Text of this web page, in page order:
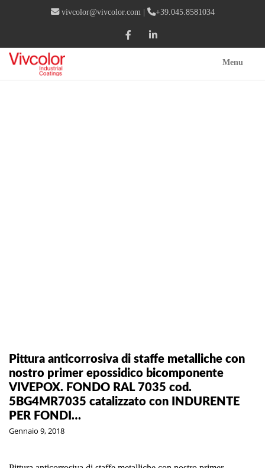
vivcolor@vivcolor.com | +39.045.8581034
Menu
Pittura anticorrosiva di staffe metalliche con
nostro primer epossidico bicomponente
VIVEPOX. FONDO RAL 7035 cod.
5BG4MR7035 catalizzato con INDURENTE
PER FONDI…
Gennaio 9, 2018